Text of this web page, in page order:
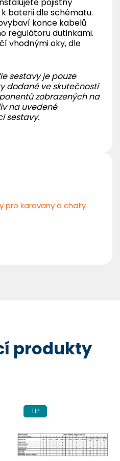
baterii dle schématu.
konce kabelů
regulátoru dutinkami.
vhodnými oky, dle
sestavy je pouze
dodané ve skutečnosti
zobrazených na
na uvedené
sestavy.
pro karavany a chaty
produkty
TIP